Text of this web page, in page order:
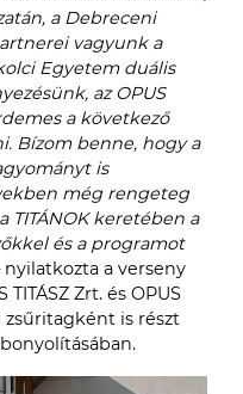
a Debreceni
vagyunk a
Egyetem duális
az OPUS
a következő
Bízom benne, hogy a
is
még rengeteg
TITÁNOK keretében a
és a programot
a verseny
TITÁSZ Zrt. és OPUS
zsűritagként is részt